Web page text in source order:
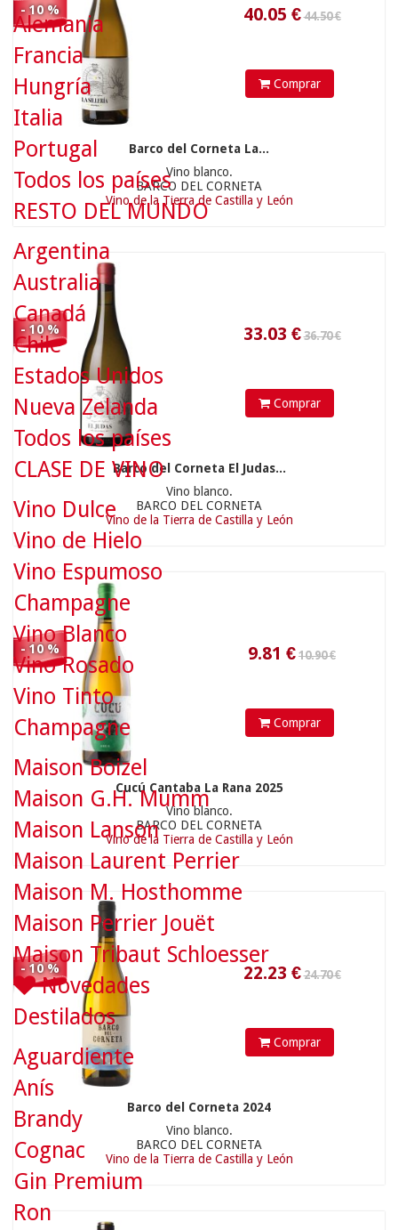
- 10 %
Comprar
Barco del Corneta La...
Vino blanco.
BARCO DEL CORNETA
Vino de la Tierra de Castilla y León
- 10 %
33.03€
Comprar
Barco del Corneta El Judas...
Vino blanco.
BARCO DEL CORNETA
Vino de la Tierra de Castilla y León
- 10 %
9.81€
Comprar
Cucú Cantaba La Rana 2025
Vino blanco.
BARCO DEL CORNETA
Vino de la Tierra de Castilla y León
- 10 %
Comprar
Barco del Corneta 2024
Vino blanco.
BARCO DEL CORNETA
Vino de la Tierra de Castilla y León
13.05€
14.50 €
39.70 €
Alemania
Francia
Hungría
Italia
Portugal
Todos los países
RESTO DEL MUNDO
Argentina
Australia
Canadá
Chile
Estados Unidos
Nueva Zelanda
Todos los países
CLASE DE VINO
Vino Dulce
Vino de Hielo
Vino Espumoso
Champagne
Vino Blanco
Vino Rosado
Vino Tinto
Champagne
Maison Boizel
Maison G.H. Mumm
Maison Lanson
Maison Laurent Perrier
Maison M. Hosthomme
Maison Perrier Jouët
Maison Tribaut Schloesser
Novedades
Destilados
Aguardiente
Anís
Brandy
Cognac
Gin Premium
Ron